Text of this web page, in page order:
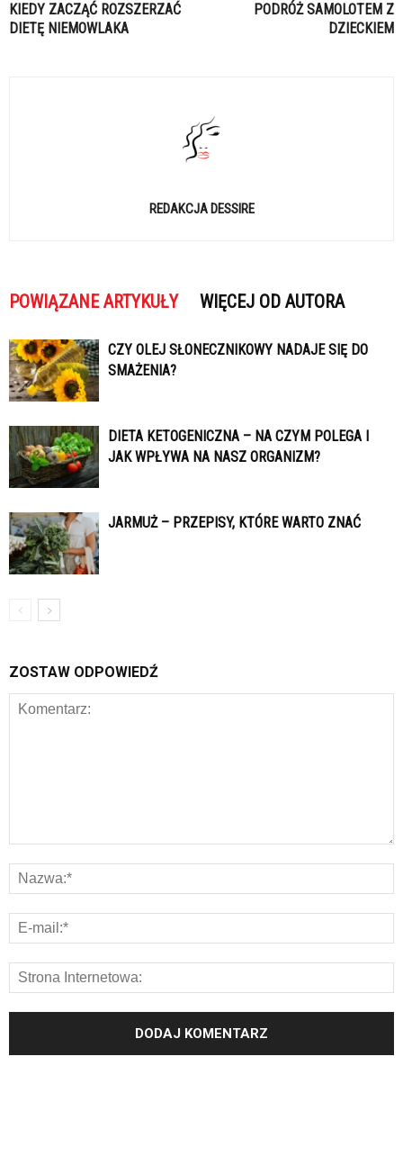
KIEDY ZACZĄĆ ROZSZERZAĆ
DIETĘ NIEMOWLAKA
PODRÓŻ SAMOLOTEM Z
DZIECKIEM
REDAKCJA DESSIRE
POWIĄZANE ARTYKUŁY WIĘCEJ OD AUTORA
CZY OLEJ SŁONECZNIKOWY NADAJE SIĘ DO
SMAŻENIA?
DIETA KETOGENICZNA – NA CZYM POLEGA I
JAK WPŁYWA NA NASZ ORGANIZM?
JARMUŻ – PRZEPISY, KTÓRE WARTO ZNAĆ
ZOSTAW ODPOWIEDŹ